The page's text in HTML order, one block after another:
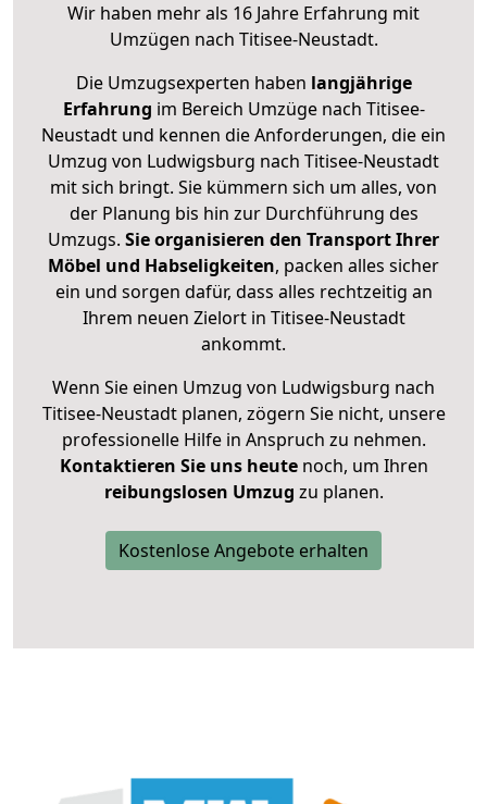
Wir haben mehr als 16 Jahre Erfahrung mit
Umzügen nach Titisee-Neustadt.
Die Umzugsexperten haben langjährige
Erfahrung im Bereich Umzüge nach Titisee-
Neustadt und kennen die Anforderungen, die ein
Umzug von Ludwigsburg nach Titisee-Neustadt
mit sich bringt. Sie kümmern sich um alles, von
der Planung bis hin zur Durchführung des
Umzugs. Sie organisieren den Transport Ihrer
Möbel und Habseligkeiten, packen alles sicher
ein und sorgen dafür, dass alles rechtzeitig an
Ihrem neuen Zielort in Titisee-Neustadt
ankommt.
Wenn Sie einen Umzug von Ludwigsburg nach
Titisee-Neustadt planen, zögern Sie nicht, unsere
professionelle Hilfe in Anspruch zu nehmen.
Kontaktieren Sie uns heutenoch, um Ihren
reibungslosen Umzug zu planen.
Kostenlose Angebote erhalten